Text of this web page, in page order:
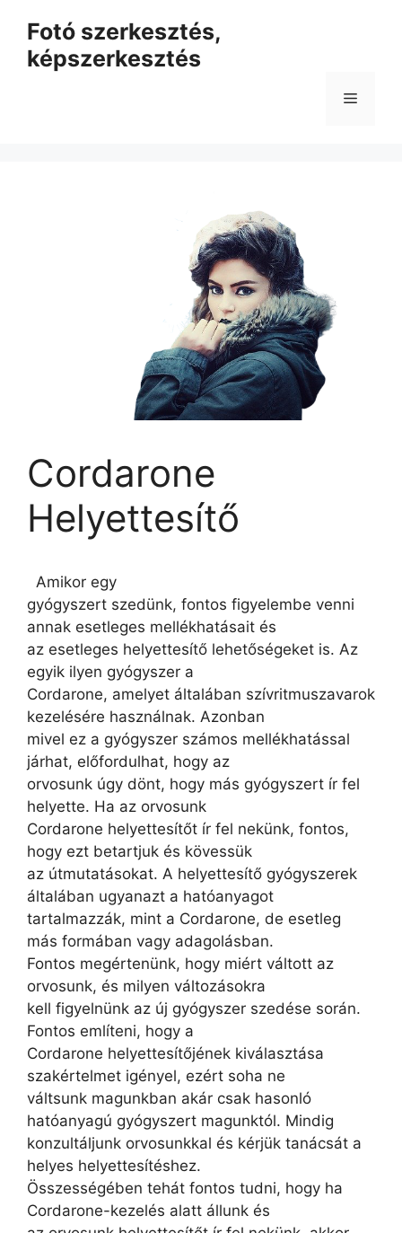
tartalomba
Fotó szerkesztés,
képszerkesztés
Menü
Cordarone
Helyettesítő
Amikor egy
gyógyszert szedünk, fontos figyelembe venni
annak esetleges mellékhatásait és
az esetleges helyettesítő lehetőségeket is. Az
egyik ilyen gyógyszer a
Cordarone, amelyet általában szívritmuszavarok
kezelésére használnak. Azonban
mivel ez a gyógyszer számos mellékhatással
járhat, előfordulhat, hogy az
orvosunk úgy dönt, hogy más gyógyszert ír fel
helyette. Ha az orvosunk
Cordarone helyettesítőt ír fel nekünk, fontos,
hogy ezt betartjuk és kövessük
az útmutatásokat. A helyettesítő gyógyszerek
általában ugyanazt a hatóanyagot
tartalmazzák, mint a Cordarone, de esetleg
más formában vagy adagolásban.
Fontos megértenünk, hogy miért váltott az
orvosunk, és milyen változásokra
kell figyelnünk az új gyógyszer szedése során.
Fontos említeni, hogy a
Cordarone helyettesítőjének kiválasztása
szakértelmet igényel, ezért soha ne
váltsunk magunkban akár csak hasonló
hatóanyagú gyógyszert magunktól. Mindig
konzultáljunk orvosunkkal és kérjük tanácsát a
helyes helyettesítéshez.
Összességében tehát fontos tudni, hogy ha
Cordarone-kezelés alatt állunk és